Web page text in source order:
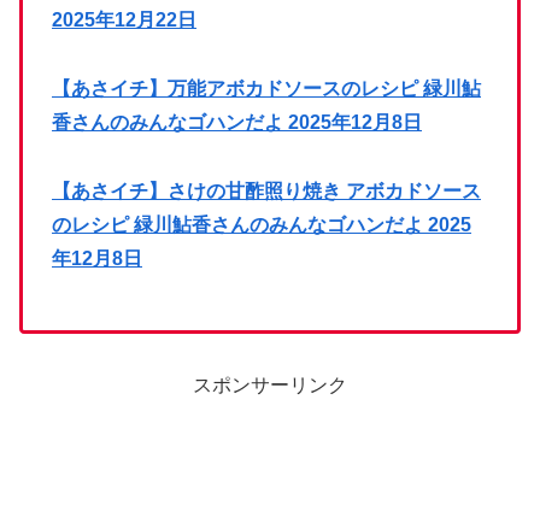
2025年12月22日
【あさイチ】万能アボカドソースのレシピ 緑川鮎
香さんのみんなゴハンだよ 2025年12月8日
【あさイチ】さけの甘酢照り焼き アボカドソース
のレシピ 緑川鮎香さんのみんなゴハンだよ 2025
年12月8日
スポンサーリンク